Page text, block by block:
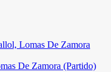
De Zamora (Partido)